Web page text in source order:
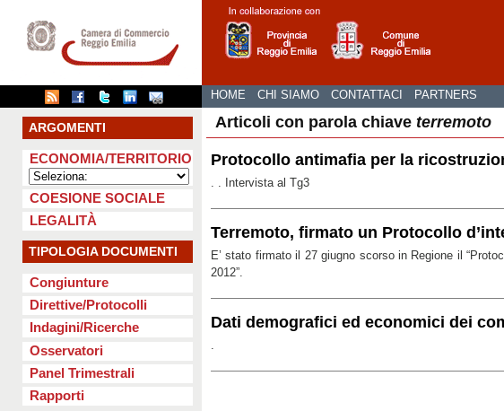
HOME CHI SIAMO CONTATTACI PARTNERS
ARGOMENTI
ECONOMIA/TERRITORIO
COESIONE SOCIALE
LEGALITÀ
TIPOLOGIA DOCUMENTI
Congiunture
Direttive/Protocolli
Indagini/Ricerche
Osservatori
Panel Trimestrali
Rapporti
Articoli con parola chiave terremoto
Protocollo antimafia per la
. . Intervista al Tg3
Terremoto, firmato un Protocollo
E’ stato firmato il 27 giugno scorso in Regione il
2012”.
Dati demografici ed economici dei
.